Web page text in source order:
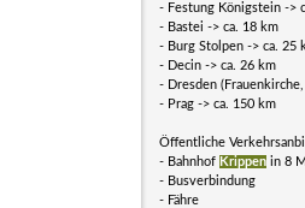
- Festung Königstein ->
- Bastei -> ca. 18 km
- Burg Stolpen -> ca. 25
- Decin -> ca. 26 km
- Dresden
- Prag -> ca. 150 km
Öffentliche
- Bahnhof Krippen in 8
- Busverbindung
- Fähre